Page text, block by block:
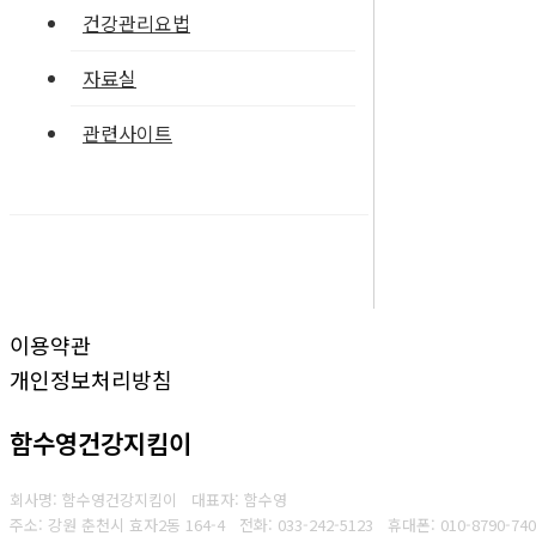
건강관리요법
자료실
관련사이트
이용약관
개인정보처리방침
함수영건강지킴이
회사명: 함수영건강지킴이 대표자: 함수영
주소: 강원 춘천시 효자2동 164-4 전화: 033-242-5123 휴대폰: 010-8790-